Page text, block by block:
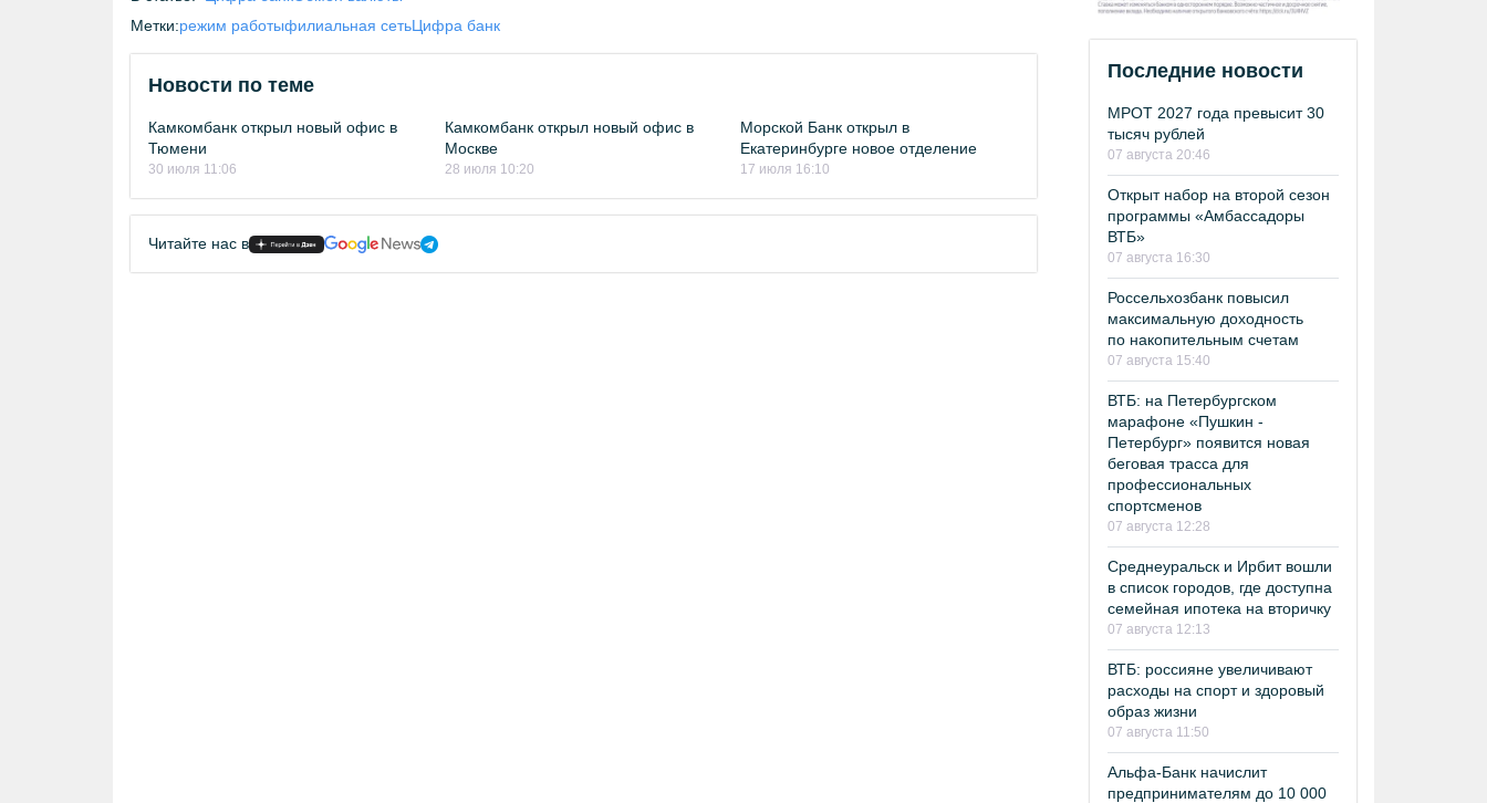
Метки:режим работыфилиальная сетьЦифра банк
Новости по теме
Камкомбанк открыл новый офис в
Тюмени
30 июля 11:06
Камкомбанк открыл новый офис в
Москве
28 июля 10:20
Морской Банк открыл в
Екатеринбурге новое отделение
17 июля 16:10
Читайте нас в
Последние новости
МРОТ 2027 года превысит 30
тысяч рублей
07 августа 20:46
Открыт набор на второй сезон
программы «Амбассадоры
ВТБ»
07 августа 16:30
Россельхозбанк повысил
максимальную доходность
по накопительным счетам
07 августа 15:40
ВТБ: на Петербургском
марафоне «Пушкин -
Петербург» появится новая
беговая трасса для
профессиональных
спортсменов
07 августа 12:28
Среднеуральск и Ирбит вошли
в список городов, где доступна
семейная ипотека на вторичку
07 августа 12:13
ВТБ: россияне увеличивают
расходы на спорт и здоровый
образ жизни
07 августа 11:50
Альфа-Банк начислит
предпринимателям до 10 000